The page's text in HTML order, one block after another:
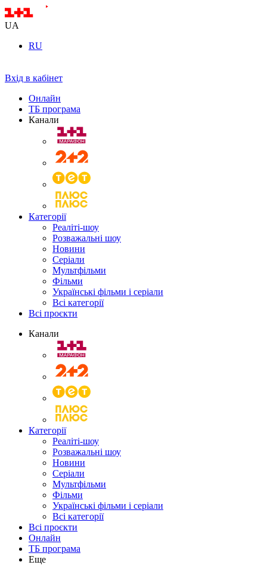
UA
RU
Вхід в кабінет
Онлайн
ТБ програма
Канали
Категорії
Реаліті-шоу
Розважальні шоу
Новини
Серіали
Мультфільми
Фільми
Українські фільми і серіали
Всі категорії
Всі проєкти
Канали
Категорії
Реаліті-шоу
Розважальні шоу
Новини
Серіали
Мультфільми
Фільми
Українські фільми і серіали
Всі категорії
Всі проєкти
Онлайн
ТБ програма
Еще